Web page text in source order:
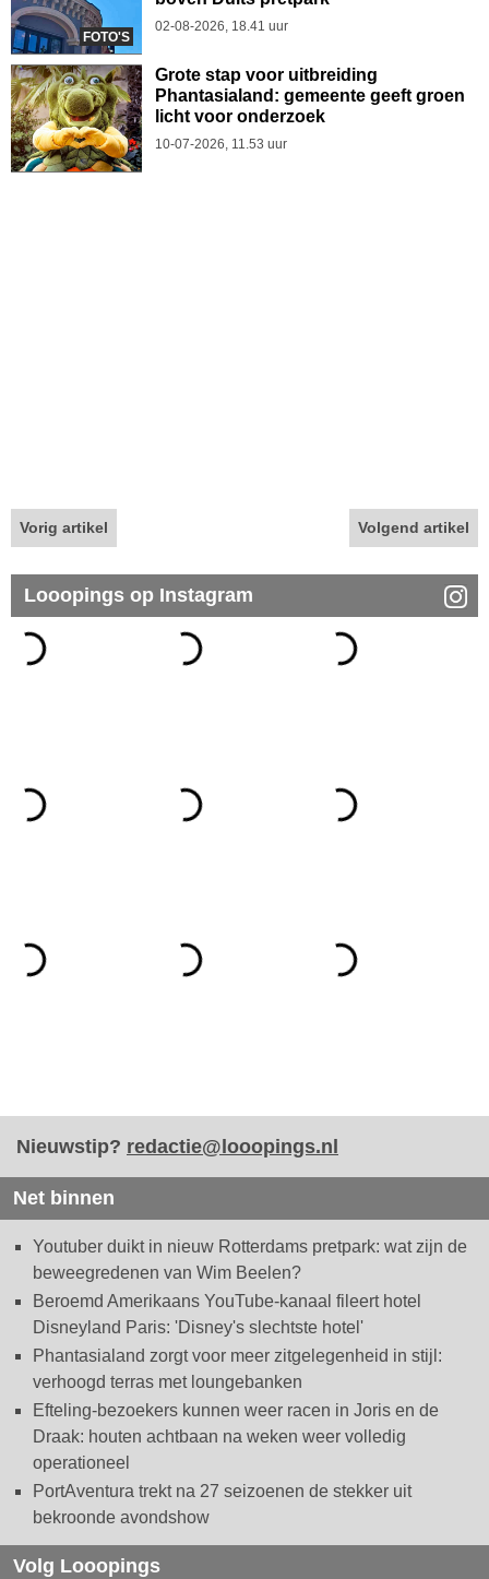
FOTO'S
02-08-2026, 18.41 uur
Grote stap voor uitbreiding
Phantasialand: gemeente geeft groen
licht voor onderzoek
10-07-2026, 11.53 uur
Vorig artikel Volgend artikel
Looopings op Instagram
Nieuwstip? redactie@looopings.nl
Net binnen
Youtuber duikt in nieuw Rotterdams pretpark: wat zijn de
beweegredenen van Wim Beelen?
Beroemd Amerikaans YouTube-kanaal fileert hotel
Disneyland Paris: 'Disney's slechtste hotel'
Phantasialand zorgt voor meer zitgelegenheid in stijl:
verhoogd terras met loungebanken
Efteling-bezoekers kunnen weer racen in Joris en de
Draak: houten achtbaan na weken weer volledig
operationeel
PortAventura trekt na 27 seizoenen de stekker uit
bekroonde avondshow
Volg Looopings